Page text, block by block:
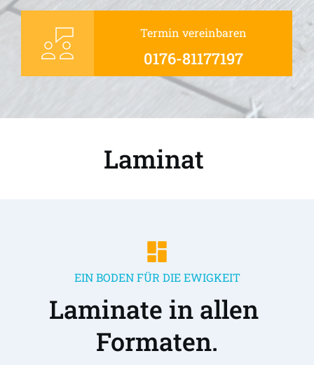
Termin vereinbaren
0176-81177197
Laminat
EIN BODEN FÜR DIE EWIGKEIT
Laminate in allen
Formaten.